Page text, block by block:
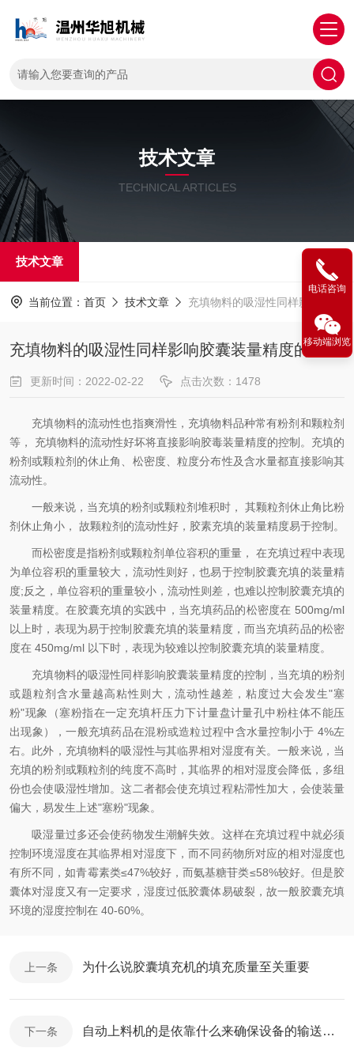
技术文章
TECHNICAL ARTICLES
技术文章
当前位置： 首页 技术文章 充填物料的吸湿性同样影响胶囊装量精度的控制
充填物料的吸湿性同样影响胶囊装量精度的控制
更新时间：2022-02-22 点击次数：1478
充填物料的流动性也指爽滑性，充填物料品种常有粉剂和颗粒剂
等， 充填物料的流动性好坏将直接影响胶毒装量精度的控制。充填的
粉剂或颗粒剂的休止角、松密度、粒度分布性及含水量都直接影响其
流动性。
一般来说，当充填的粉剂或颗粒剂堆积时， 其颗粒剂休止角比粉
剂休止角小， 故颗粒剂的流动性好，胶素充填的装量精度易于控制。
而松密度是指粉剂或颗粒剂单位容积的重量， 在充填过程中表现
为单位容积的重量较大，流动性则好，也易于控制胶囊充填的装量精
度;反之，单位容积的重量较小，流动性则差，也难以控制胶囊充填的
装量精度。在胶囊充填的实践中，当充填药品的松密度在 500mg/ml
以上时，表现为易于控制胶囊充填的装量精度，而当充填药品的松密
度在 450mg/ml 以下时，表现为较难以控制胶囊充填的装量精度。
充填物料的吸湿性同样影响胶囊装量精度的控制，当充填的粉剂
或题粒剂含水量越高粘性则大，流动性越差，粘度过大会发生"塞
粉"现象（塞粉指在一定充填杆压力下计量盘计量孔中粉柱体不能压
出现象），一般充填药品在混粉或造粒过程中含水量控制小于 4%左
右。此外，充填物料的吸湿性与其临界相对湿度有关。一般来说，当
充填的粉剂或颗粒剂的纯度不高时，其临界的相对湿度会降低，多组
份也会使吸湿性增加。这二者都会使充填过程粘滞性加大，会使装量
偏大，易发生上述"塞粉"现象。
吸湿量过多还会使药物发生潮解失效。这样在充填过程中就必须
控制环境湿度在其临界相对湿度下，而不同药物所对应的相对湿度也
有所不同，如青霉素类≤47%较好，而氨基糖苷类≤58%较好。但是胶
囊体对湿度又有一定要求，湿度过低胶囊体易破裂，故一般胶囊充填
环境的湿度控制在 40-60%。
上一条 为什么说胶囊填充机的填充质量至关重要
下一条 自动上料机的是依靠什么来确保设备的输送效率的？
电话咨询
移动端浏览